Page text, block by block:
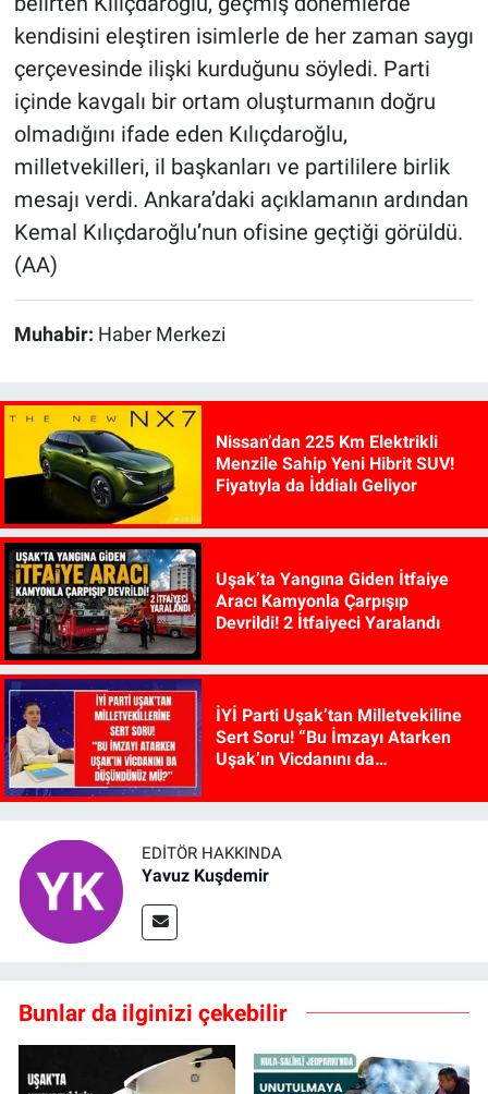
kendisini eleştiren isimlerle de her zaman saygı
çerçevesinde ilişki kurduğunu söyledi. Parti
içinde kavgalı bir ortam oluşturmanın doğru
olmadığını ifade eden Kılıçdaroğlu,
milletvekilleri, il başkanları ve partililere birlik
mesajı verdi. Ankara’daki açıklamanın ardından
Kemal Kılıçdaroğlu’nun ofisine geçtiği görüldü.
(AA)
Muhabir: Haber Merkezi
Nissan’dan 225 Km Elektrikli
Menzile Sahip Yeni Hibrit SUV!
Fiyatıyla da İddialı Geliyor
Uşak’ta Yangına Giden İtfaiye
Aracı Kamyonla Çarpışıp
Devrildi! 2 İtfaiyeci Yaralandı
İYİ Parti Uşak’tan Milletvekiline
Sert Soru! “Bu İmzayı Atarken
Uşak’ın Vicdanını da
EDITÖR HAKKINDA
Yavuz Kuşdemir
Bunlar da ilginizi çekebilir